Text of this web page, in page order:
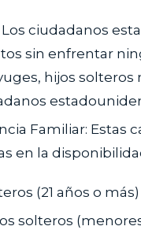
ciudadanos
sin enfrentar
hijos solteros
Familiar: Estas
en la
(21 años o
solteros